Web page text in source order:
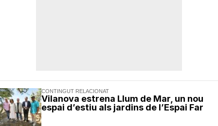
CONTINGUT RELACIONAT
Vilanova estrena Llum de Mar, un nou
espai d’estiu als jardins de l’Espai Far